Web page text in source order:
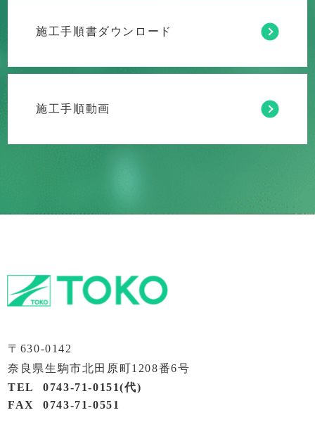
施工手順書ダウンロード
施工手順動画
〒630-0142
奈良県生駒市北田原町1208番6号
TEL
0743-71-0151(代)
FAX
0743-71-0551